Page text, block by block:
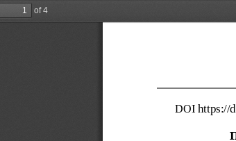
of 4
DOI https://